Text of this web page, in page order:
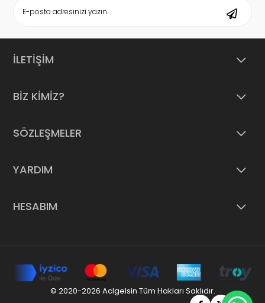
İLETİŞİM
BİZ KİMİZ?
SÖZLEŞMELER
YARDIM
HESABIM
© 2020-2026 Aclgelsin Tüm Hakları Saklıdır.